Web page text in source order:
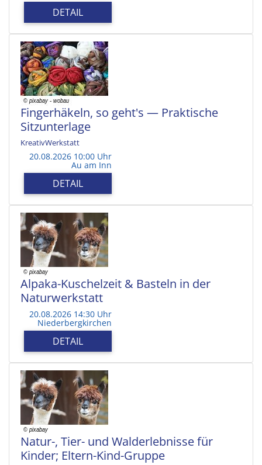
DETAIL
Fingerhäkeln, so geht's — Praktische
Sitzunterlage
KreativWerkstatt
20.08.2026 10:00 Uhr
Au am Inn
DETAIL
Alpaka-Kuschelzeit & Basteln in der
Naturwerkstatt
20.08.2026 14:30 Uhr
Niederbergkirchen
DETAIL
Natur-, Tier- und Walderlebnisse für
Kinder; Eltern-Kind-Gruppe